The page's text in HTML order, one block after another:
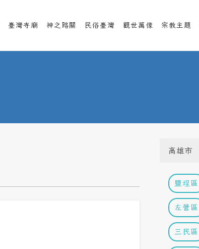
臺灣寺廟 神之路關 民俗臺灣 觀世萬像 宗教主題
高雄市
鹽埕區
左營區
三民區